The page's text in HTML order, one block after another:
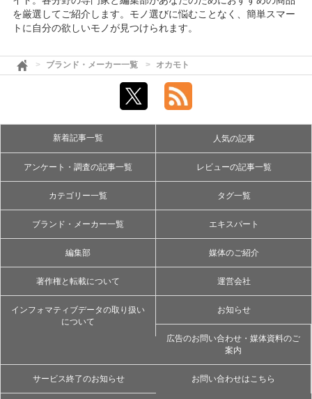
を厳選してご紹介します。モノ選びに悩むことなく、簡単スマー
トに自分の欲しいモノが見つけられます。
ブランド・メーカー一覧 オカモト
新着記事一覧 人気の記事
アンケート・調査の記事一覧 レビューの記事一覧
カテゴリー一覧 タグ一覧
ブランド・メーカー一覧 エキスパート
編集部 媒体のご紹介
著作権と転載について 運営会社
インフォマティブデータの取り扱い
について
お知らせ
広告のお問い合わせ・媒体資料のご
案内
サービス終了のお知らせ お問い合わせはこちら